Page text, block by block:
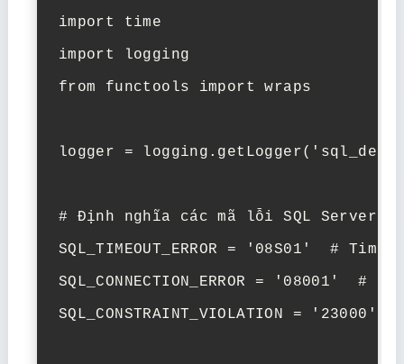
import time
import logging
from functools import wraps
logger =
# Định nghĩa các mã lỗi SQL Server
SQL_TIMEOUT_ERROR = '08S01'  #
SQL_CONNECTION_ERROR = '08001'  #
SQL_CONSTRAINT_VIOLATION =